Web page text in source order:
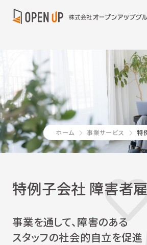
特例子会社 障害者
事業を通して、障害のある
スタッフの社会的自立を促進
ホーム 事業サービス 特